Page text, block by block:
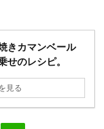
きカマンベール
せのレシピ。
見る